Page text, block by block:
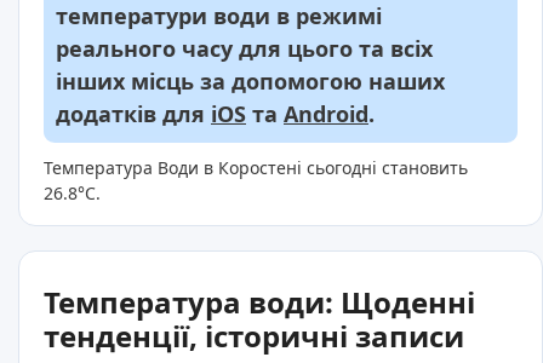
температури води в режимі
реального часу для цього та всіх
інших місць за допомогою наших
додатків для iOS та Android.
Температура Води в Коростені сьогодні становить
26.8°C.
Температура води: Щоденні
тенденції, історичні записи